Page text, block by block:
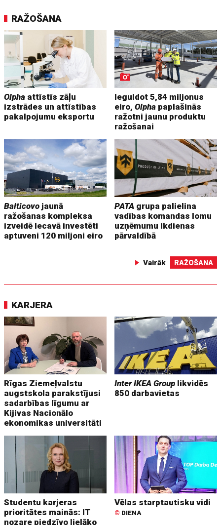
RAŽOŠANA
Olpha attīstīs zāļu
izstrādes un attīstības
pakalpojumu eksportu
Ieguldot 5,84 miljonus
eiro,Olpha paplašinās
ražotni jaunu produktu
ražošanai
Balticovo jaunā
ražošanas kompleksa
izveidē Iecavā investēti
aptuveni 120 miljoni eiro
PATA grupa palielina
vadības komandas lomu
uzņēmumu ikdienas
pārvaldībā
Vairāk RAŽOŠANA
KARJERA
Rīgas Ziemeļvalstu
augstskola parakstījusi
sadarbības līgumu ar
Kijivas Nacionālo
ekonomikas universitāti
Inter IKEA Group likvidēs
850 darbavietas
Studentu karjeras
prioritātes mainās: IT
nozare piedzīvo lielāko
Vēlas starptautisku vidi
© DIENA